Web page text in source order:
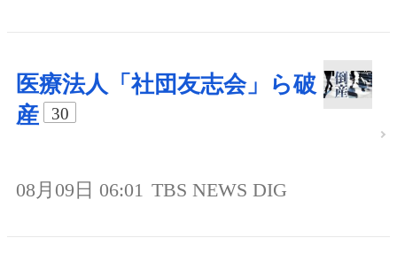
医療法人「社団友志会」ら破
産
30
08月09日 06:01 TBS NEWS DIG